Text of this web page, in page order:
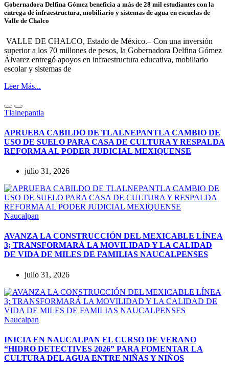
Gobernadora Delfina Gómez beneficia a más de 28 mil estudiantes con la
entrega de infraestructura, mobiliario y sistemas de agua en escuelas de
Valle de Chalco
VALLE DE CHALCO, Estado de México.– Con una inversión
superior a los 70 millones de pesos, la Gobernadora Delfina Gómez
Álvarez entregó apoyos en infraestructura educativa, mobiliario
escolar y sistemas de
Leer Más...
Tlalnepantla
APRUEBA CABILDO DE TLALNEPANTLA CAMBIO DE
USO DE SUELO PARA CASA DE CULTURA Y RESPALDA
REFORMA AL PODER JUDICIAL MEXIQUENSE
julio 31, 2026
Naucalpan
AVANZA LA CONSTRUCCIÓN DEL MEXICABLE LÍNEA
3; TRANSFORMARÁ LA MOVILIDAD Y LA CALIDAD
DE VIDA DE MILES DE FAMILIAS NAUCALPENSES
julio 31, 2026
Naucalpan
INICIA EN NAUCALPAN EL CURSO DE VERANO
“HIDRO DETECTIVES 2026” PARA FOMENTAR LA
CULTURA DEL AGUA ENTRE NIÑAS Y NIÑOS